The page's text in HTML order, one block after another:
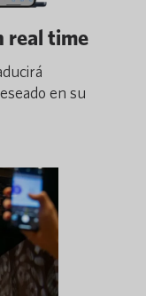
real time
en su